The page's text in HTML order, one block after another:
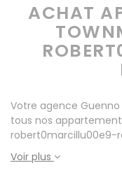
ACHAT
Votre agence
tous nos appartement à townmarcillu00e9-
robert0marcillu00e9-
immobilier d' achat. Consultez l'ensemble de nos offres à
Rennes mais
Voir plus